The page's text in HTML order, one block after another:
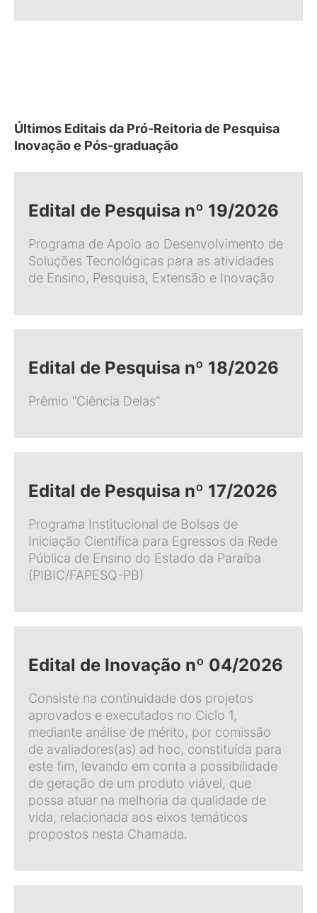
Últimos Editais da Pró-Reitoria de Pesquisa
Inovação e Pós-graduação
Edital de Pesquisa nº 19/2026
Programa de Apoio ao Desenvolvimento de
Soluções Tecnológicas para as atividades
de Ensino, Pesquisa, Extensão e Inovação
Edital de Pesquisa nº 18/2026
Prêmio “Ciência Delas”
Edital de Pesquisa nº 17/2026
Programa Institucional de Bolsas de
Iniciação Científica para Egressos da Rede
Pública de Ensino do Estado da Paraíba
(PIBIC/FAPESQ-PB)
Edital de Inovação nº 04/2026
Consiste na continuidade dos projetos
aprovados e executados no Ciclo 1,
mediante análise de mérito, por comissão
de avaliadores(as) ad hoc, constituída para
este fim, levando em conta a possibilidade
de geração de um produto viável, que
possa atuar na melhoria da qualidade de
vida, relacionada aos eixos temáticos
propostos nesta Chamada.